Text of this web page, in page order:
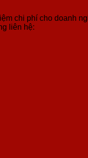
chi phí cho doanh
liên hệ: